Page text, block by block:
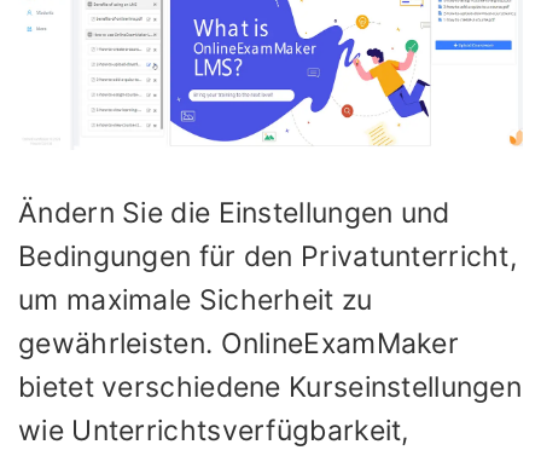
Ändern Sie die Einstellungen und
Bedingungen für den Privatunterricht,
um maximale Sicherheit zu
gewährleisten. OnlineExamMaker
bietet verschiedene Kurseinstellungen
wie Unterrichtsverfügbarkeit,